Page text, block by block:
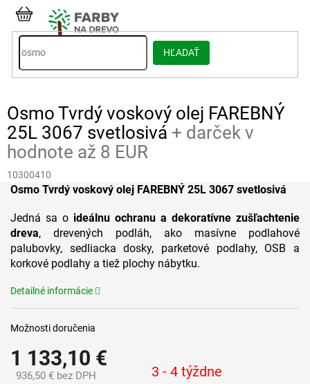
Prejsť
obsah
HĽADAŤ
NÁKUPNÝ
KOŠÍK
Osmo Tvrdý voskový olej FAREBNÝ
25L 3067 svetlosivá + darček v
hodnote až 8 EUR
10300410
1 133,10 €
936,50 € bez DPH 3 - 4 týždne
Možnosti doručenia
Osmo Tvrdý voskový olej FAREBNÝ 25L 3067 svetlosivá
Jedná sa o ideálnu ochranu a dekoratívne zušľachtenie
dreva, drevených podláh, ako masívne podlahové
palubovky, sedliacka dosky, parketové podlahy, OSB a
korkové podlahy a tiež plochy nábytku.
Detailné informácie